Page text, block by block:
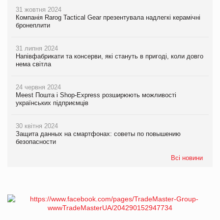
31 жовтня 2024
Компанія Rarog Tactical Gear презентувала надлегкі керамічні
бронеплити
31 липня 2024
Напівфабрикати та консерви, які стануть в пригоді, коли довго
нема світла
24 червня 2024
Meest Пошта і Shop-Express розширюють можливості
українських підприємців
30 квітня 2024
Защита данных на смартфонах: советы по повышению
безопасности
Всі новини